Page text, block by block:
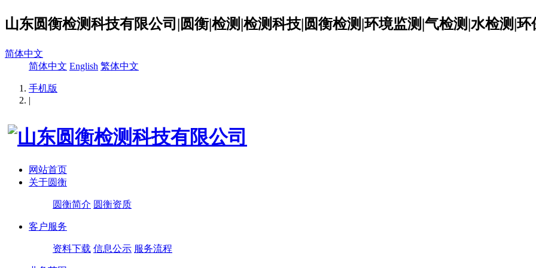
山东圆衡检测科技有限公司|圆衡|检测|检测科技|圆衡检测|环境监测|气检测|水检测|环
简体中文
简体中文 English 繁体中文
手机版
|
网站首页
关于圆衡
圆衡简介 圆衡资质
客户服务
资料下载 信息公示 服务流程